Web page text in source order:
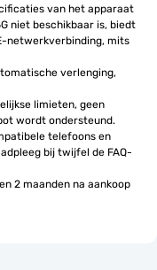
van het apparaat
niet beschikbaar is, biedt
netwerkverbinding, mits
verlenging,
limieten, geen
wordt ondersteund.
telefoons en
bij twijfel de FAQ-
2 maanden na aankoop